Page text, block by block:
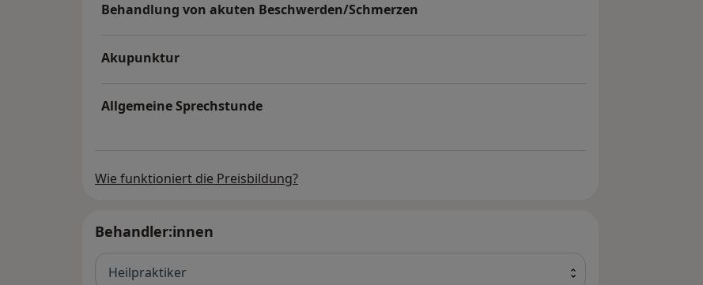
Behandlung von akuten Beschwerden/Schmerzen
Akupunktur
Allgemeine Sprechstunde
Wie funktioniert die Preisbildung?
Behandler:innen
Heilpraktiker